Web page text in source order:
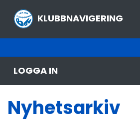
KLUBBNAVIGERING
LOGGA IN
Nyhetsarkiv